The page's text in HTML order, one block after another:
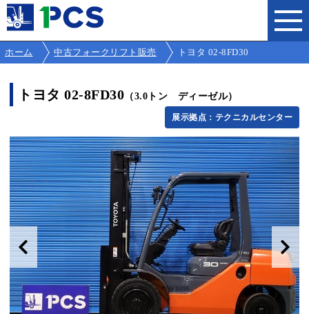
ホーム 中古フォークリフト販売 トヨタ 02-8FD30
トヨタ 02-8FD30 （3.0トン ディーゼル）
展示拠点：テクニカルセンター